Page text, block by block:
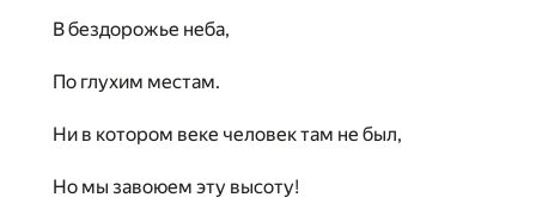
В бездорожье неба,
По глухим местам.
Ни в котором веке человек там не был,
Но мы завоюем эту высоту!